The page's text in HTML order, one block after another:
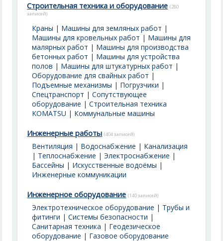
Строительная техника и оборудование (280
записей)
Краны | Машины для земляных работ |
Машины для кровельных работ | Машины для
малярных работ | Машины для производства
бетонных работ | Машины для устройства
полов | Машины для штукатурных работ |
Оборудование для свайных работ |
Подъемные механизмы | Погрузчики |
Спецтранспорт |Сопутствующее
оборудование |Строительная техника
KOMATSU | Коммунальные машины
Инженерные работы (404 записей)
Вентиляция | Водоснабжение | Канализация
| Теплоснабжение |Электроснабжение |
Бассейны | Искусственные водоёмы |
Инженерные коммуникации
Инженерное оборудование (140 записей)
Электротехническое оборудование | Трубы и
фитинги |Системы безопасности |
Санитарная техника | Геодезическое
оборудование | Газовое оборудование